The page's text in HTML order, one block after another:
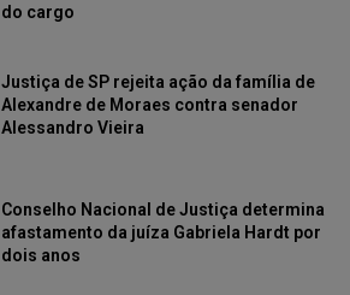
do cargo
Justiça de SP rejeita ação da família de
Alexandre de Moraes contra senador
Alessandro Vieira
Conselho Nacional de Justiça determina
afastamento da juíza Gabriela Hardt por
dois anos